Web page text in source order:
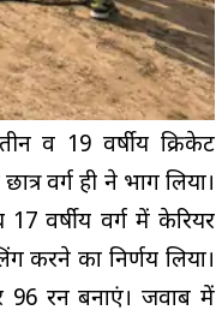
व 19 वर्षीय क्रिकेट
वर्ग ही ने भाग लिया।
17 वर्षीय वर्ग में केरियर
करने का निर्णय लिया।
रन बनाएं। जवाब में